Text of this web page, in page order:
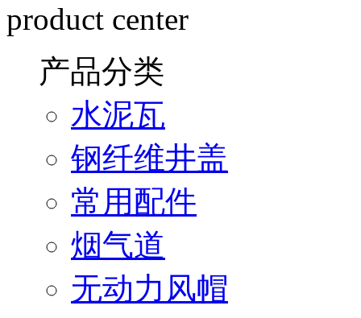
product center
产品分类
水泥瓦
钢纤维井盖
常用配件
烟气道
无动力风帽